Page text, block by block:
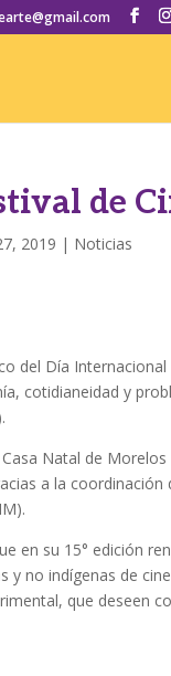
de
2019 | Noticias
del Día
cotidianeidad y
Natal de
a la
en su 15° edición
y no indígenas de
que deseen